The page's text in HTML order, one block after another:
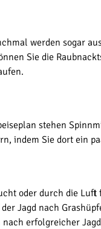
werden sogar
Sie die
stehen
indem Sie dort ein
oder durch die
Jagd nach
erfolgreicher